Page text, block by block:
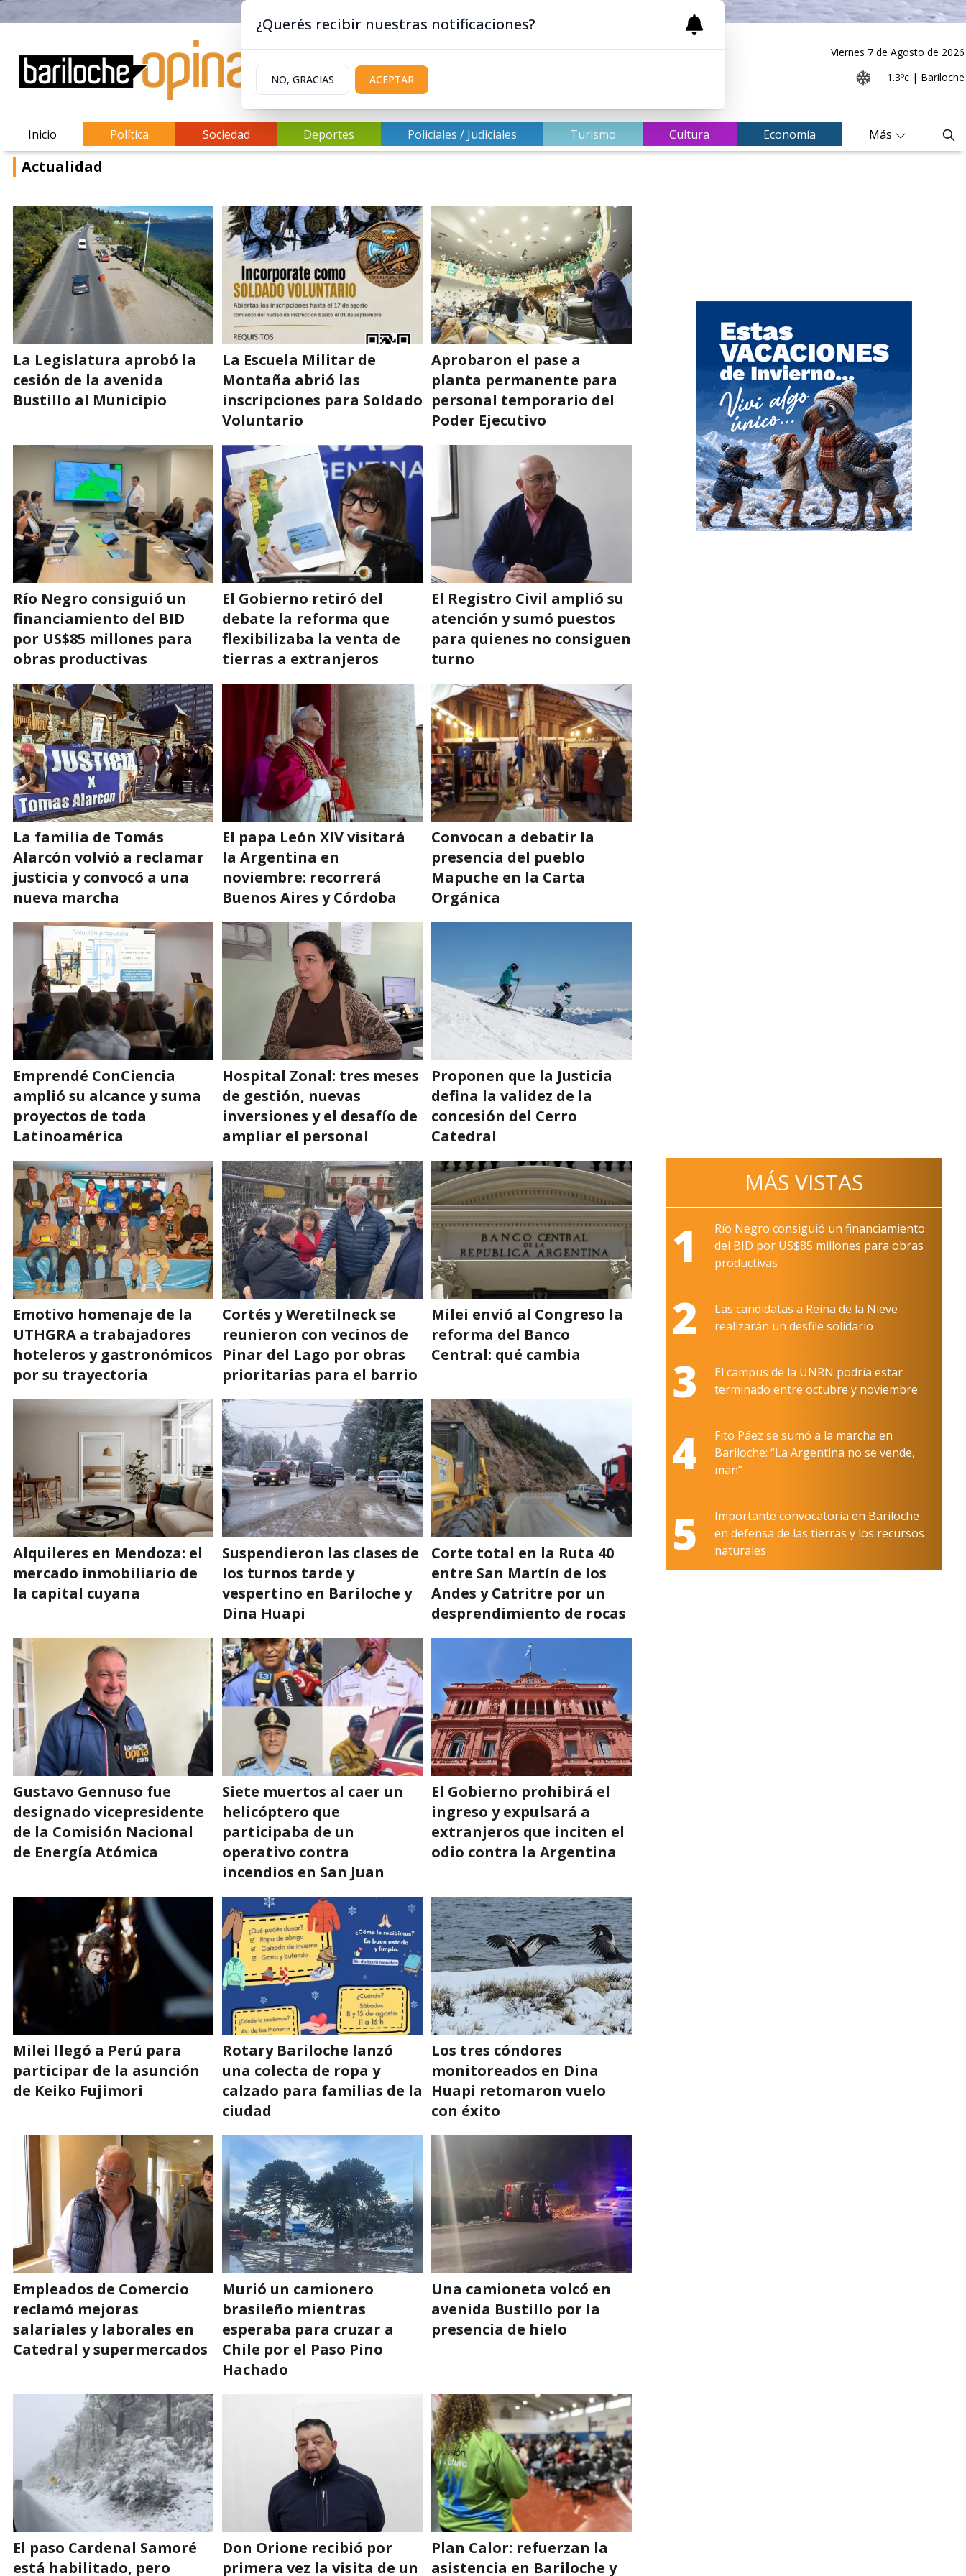
Viernes 7 de Agosto de 2026
1.3ºc | Bariloche
Inicio Política Sociedad Deportes Policiales / Judiciales Turismo Cultura Economía Más
Actualidad
La Legislatura aprobó la
cesión de la avenida
Bustillo al Municipio
La Escuela Militar de
Montaña abrió las
inscripciones para Soldado
Voluntario
Aprobaron el pase a
planta permanente para
personal temporario del
Poder Ejecutivo
Río Negro consiguió un
financiamiento del BID
por US$85 millones para
obras productivas
El Gobierno retiró del
debate la reforma que
flexibilizaba la venta de
tierras a extranjeros
El Registro Civil amplió su
atención y sumó puestos
para quienes no consiguen
turno
La familia de Tomás
Alarcón volvió a reclamar
justicia y convocó a una
nueva marcha
El papa León XIV visitará
la Argentina en
noviembre: recorrerá
Buenos Aires y Córdoba
Convocan a debatir la
presencia del pueblo
Mapuche en la Carta
Orgánica
Emprendé ConCiencia
amplió su alcance y suma
proyectos de toda
Latinoamérica
Hospital Zonal: tres meses
de gestión, nuevas
inversiones y el desafío de
ampliar el personal
Proponen que la Justicia
defina la validez de la
concesión del Cerro
Catedral
Emotivo homenaje de la
UTHGRA a trabajadores
hoteleros y gastronómicos
por su trayectoria
Cortés y Weretilneck se
reunieron con vecinos de
Pinar del Lago por obras
prioritarias para el barrio
Milei envió al Congreso la
reforma del Banco
Central: qué cambia
Alquileres en Mendoza: el
mercado inmobiliario de
la capital cuyana
Suspendieron las clases de
los turnos tarde y
vespertino en Bariloche y
Dina Huapi
Corte total en la Ruta 40
entre San Martín de los
Andes y Catritre por un
desprendimiento de rocas
Gustavo Gennuso fue
designado vicepresidente
de la Comisión Nacional
de Energía Atómica
Siete muertos al caer un
helicóptero que
participaba de un
operativo contra
incendios en San Juan
El Gobierno prohibirá el
ingreso y expulsará a
extranjeros que inciten el
odio contra la Argentina
Milei llegó a Perú para
participar de la asunción
de Keiko Fujimori
Rotary Bariloche lanzó
una colecta de ropa y
calzado para familias de la
ciudad
Los tres cóndores
monitoreados en Dina
Huapi retomaron vuelo
con éxito
Empleados de Comercio
reclamó mejoras
salariales y laborales en
Catedral y supermercados
Murió un camionero
brasileño mientras
esperaba para cruzar a
Chile por el Paso Pino
Hachado
Una camioneta volcó en
avenida Bustillo por la
presencia de hielo
El paso Cardenal Samoré
está habilitado, pero
Don Orione recibió por
primera vez la visita de un
Plan Calor: refuerzan la
asistencia en Bariloche y
MÁS VISTAS
1
Río Negro consiguió un financiamiento
del BID por US$85 millones para obras
productivas
2
Las candidatas a Reina de la Nieve
realizarán un desfile solidario
3
El campus de la UNRN podría estar
terminado entre octubre y noviembre
4
Fito Páez se sumó a la marcha en
Bariloche: “La Argentina no se vende,
man”
5
Importante convocatoria en Bariloche
en defensa de las tierras y los recursos
naturales
¿Querés recibir nuestras notificaciones?
NO, GRACIAS ACEPTAR